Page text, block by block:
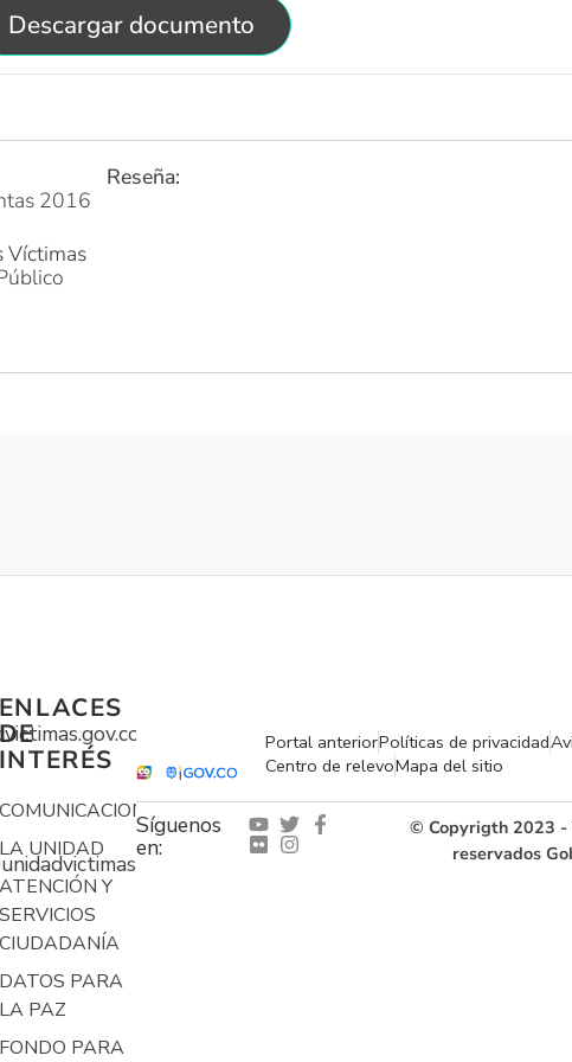
Descargar documento
Reseña:
2016
Víctimas
ENLACES
INTERÉS
COMUNICACIONES
LA UNIDAD
ATENCIÓN Y
SERVICIOS
CIUDADANÍA
DATOS PARA
LA PAZ
FONDO PARA
Portal anteriorPolíticas de privacidad
Centro de relevoMapa del sitio
Síguenos
en:
© Copyrigth 2023 -
reservados